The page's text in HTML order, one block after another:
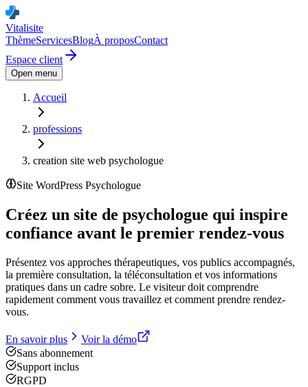
Vitalisite
ThèmeServicesBlogÀ proposContact
Espace client
Open menu
Accueil
professions
creation site web psychologue
Site WordPress Psychologue
Créez un site de psychologue qui inspire
confiance avant le premier rendez-vous
Présentez vos approches thérapeutiques, vos publics accompagnés,
la première consultation, la téléconsultation et vos informations
pratiques dans un cadre sobre. Le visiteur doit comprendre
rapidement comment vous travaillez et comment prendre rendez-
vous.
En savoir plus
Voir la démo
Sans abonnement
Support inclus
RGPD